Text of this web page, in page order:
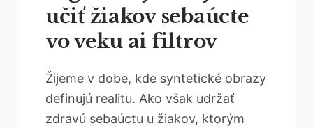
učiť žiakov sebaúcte
vo veku ai filtrov
Žijeme v dobe, kde syntetické obrazy
definujú realitu. Ako však udržať
zdravú sebaúctu u žiakov, ktorým